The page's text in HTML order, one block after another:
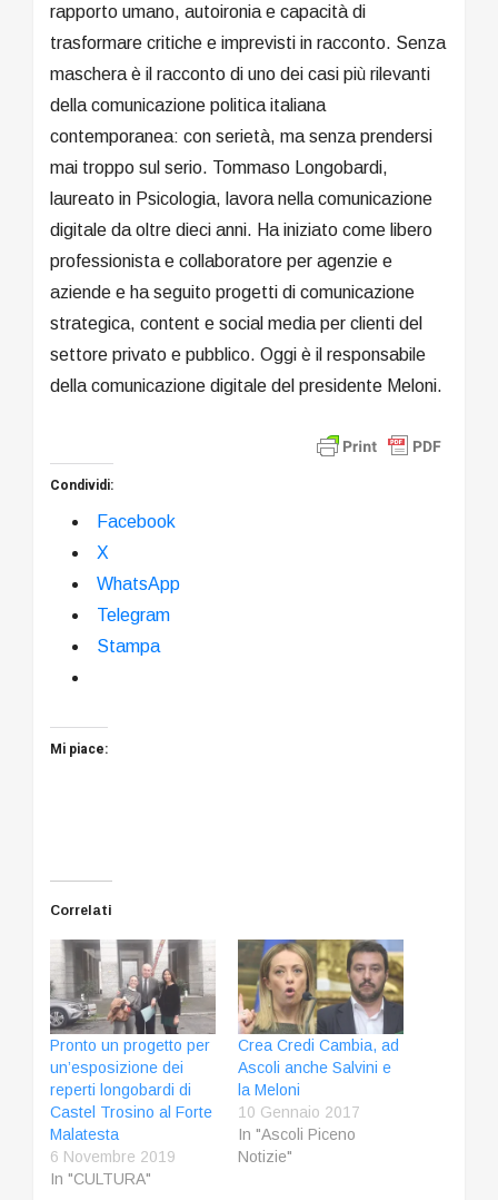
rapporto umano, autoironia e capacità di
trasformare critiche e imprevisti in racconto. Senza
maschera è il racconto di uno dei casi più rilevanti
della comunicazione politica italiana
contemporanea: con serietà, ma senza prendersi
mai troppo sul serio. Tommaso Longobardi,
laureato in Psicologia, lavora nella comunicazione
digitale da oltre dieci anni. Ha iniziato come libero
professionista e collaboratore per agenzie e
aziende e ha seguito progetti di comunicazione
strategica, content e social media per clienti del
settore privato e pubblico. Oggi è il responsabile
della comunicazione digitale del presidente Meloni.
Condividi:
Facebook
X
WhatsApp
Telegram
Stampa
Mi piace:
Correlati
Pronto un progetto per
un’esposizione dei
reperti longobardi di
Castel Trosino al Forte
Malatesta
6 Novembre 2019
In "CULTURA"
Crea Credi Cambia, ad
Ascoli anche Salvini e
la Meloni
10 Gennaio 2017
In "Ascoli Piceno
Notizie"